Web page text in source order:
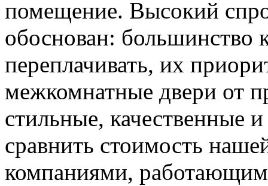
помещение. Высокий
обоснован: большинство
переплачивать, их
межкомнатные двери от
стильные, качественные
сравнить стоимость
компаниями,